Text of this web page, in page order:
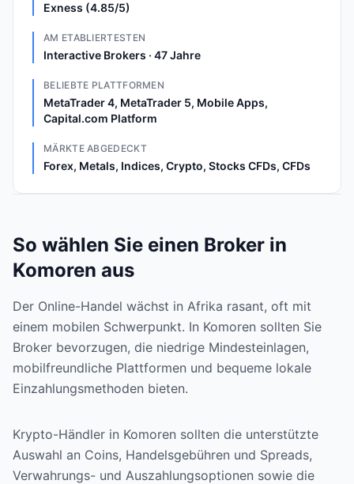
Exness (4.85/5)
AM ETABLIERTESTEN
Interactive Brokers · 47 Jahre
BELIEBTE PLATTFORMEN
MetaTrader 4, MetaTrader 5, Mobile Apps,
Capital.com Platform
MÄRKTE ABGEDECKT
Forex, Metals, Indices, Crypto, Stocks CFDs, CFDs
So wählen Sie einen Broker in
Komoren aus
Der Online-Handel wächst in Afrika rasant, oft mit
einem mobilen Schwerpunkt. In Komoren sollten Sie
Broker bevorzugen, die niedrige Mindesteinlagen,
mobilfreundliche Plattformen und bequeme lokale
Einzahlungsmethoden bieten.
Krypto-Händler in Komoren sollten die unterstützte
Auswahl an Coins, Handelsgebühren und Spreads,
Verwahrungs- und Auszahlungsoptionen sowie die